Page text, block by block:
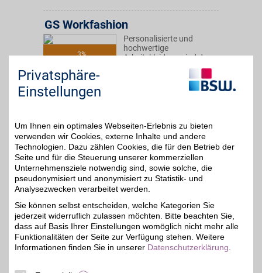
3%
GS Workfashion
Personalisierte und
hochwertige
Arbeitskleidung sind das
Steckenpferd von GS
Workfashion. Abgedeckt
werden verschiedene
Zum Partnerprofil
0,75%
ARLT
Hochwertige
Softwares und Zubehör
für jeden Zweck bei
unserem Partner
bestellen. Qualität,
Zuverlässigkeit und
kundenorientierter
Privatsphäre-
Einstellungen
Um Ihnen ein optimales Webseiten-Erlebnis zu bieten
verwenden wir Cookies, externe Inhalte und andere
Technologien. Dazu zählen Cookies, die für den Betrieb der
Seite und für die Steuerung unserer kommerziellen
Unternehmensziele notwendig sind, sowie solche, die
pseudonymisiert und anonymisiert zu Statistik- und
Analysezwecken verarbeitet werden.
Sie können selbst entscheiden, welche Kategorien Sie
jederzeit widerruflich zulassen möchten. Bitte beachten Sie,
dass auf Basis Ihrer Einstellungen womöglich nicht mehr alle
Funktionalitäten der Seite zur Verfügung stehen. Weitere
Informationen finden Sie in unserer Datenschutzerklärung